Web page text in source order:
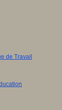
de Travail